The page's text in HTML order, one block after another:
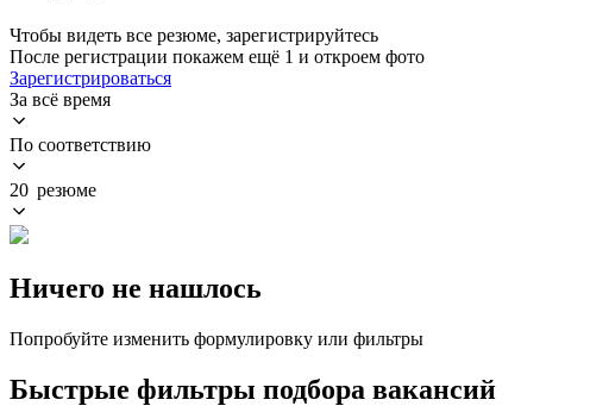
Чтобы видеть все резюме, зарегистрируйтесь
После регистрации покажем ещё 1 и откроем фото
Зарегистрироваться
За всё время
По соответствию
20 резюме
Ничего не нашлось
Попробуйте изменить формулировку или фильтры
Быстрые фильтры подбора вакансий